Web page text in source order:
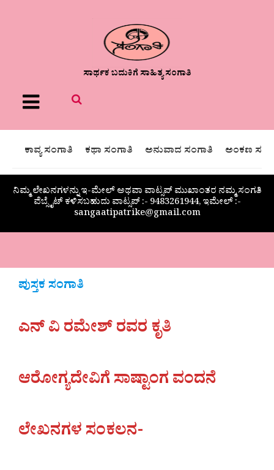
ಸಾರ್ಥಕ ಬದುಕಿಗೆ ಸಾಹಿತ್ಯ ಸಂಗಾತಿ
Menu
ಕಾವ್ಯ ಸಂಗಾತಿ ಕಥಾ ಸಂಗಾತಿ ಅನುವಾದ ಸಂಗಾತಿ ಅಂಕಣ
ನಿಮ್ಮ ಲೇಖನಗಳನ್ನು ಇ-ಮೇಲ್ ಅಥವಾ ವಾಟ್ಸಪ್ ಮುಖಾಂತರ ನಮ್ಮ ಸಂಗತಿ
ವೆಬ್ಸೈಟ್ ಕಳಿಸಬಹುದು ವಾಟ್ಸಪ್‌ :- 9483261944, ಇಮೇಲ್ :-
sangaatipatrike@gmail.com
ಪುಸ್ತಕ ಸಂಗಾತಿ
ಎನ್ ವಿ ರಮೇಶ್ ರವರ ಕೃತಿ
ಆರೋಗ್ಯದೇವಿಗೆ ಸಾಷ್ಟಾಂಗ ವಂದನೆ
ಲೇಖನಗಳ ಸಂಕಲನ-